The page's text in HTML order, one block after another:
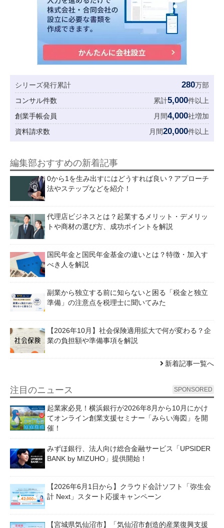
シリーズ発行累計 280万部
コンサル件数
累計5,000件以上
創業手帳会員
月間4,000社増加
資料請求数
月間20,000件以上
編集部おすすめの新着記事
0から1を生み出すにはどうすれば良い？アプローチ
法やステップなどを紹介！
代理店ビジネスとは？起業するメリット・デメリッ
トや商材の選び方、成功ポイントを解説
国民年金と国民年金基金の違いとは？特徴・加入す
べき人を解説
副業から独立する前に知らないと困る「税金と独立
準備」の注意点を税理士に聞いてみた
【2026年10月】社会保険適用拡大で何が変わる？企
業の負担額や準備事項を解説
新着記事一覧へ
注目のニュース SPONSORED
起業家必見！横浜銀行が2026年8月から10月にかけ
てオンライン創業支援セミナー「みらい海図」を開
催！
みずほ銀行、法人向け総合金融サービス「UPSIDER
BANK by MIZUHO」提供開始！
【2026年6月1日から】クラウド会計ソフト「弥生会
計 Next」スタート応援キャンペーン
【宮城県気仙沼市】「気仙沼市創造的産業復興支援